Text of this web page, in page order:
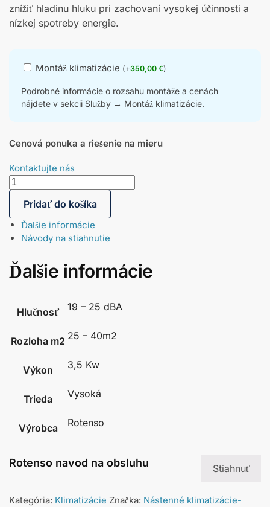
znížiť hladinu hluku pri zachovaní vysokej účinnosti a
nízkej spotreby energie.
Montáž klimatizácie (+350,00 €)
Podrobné informácie o rozsahu montáže a cenách
nájdete v sekcii Služby → Montáž klimatizácie.
Cenová ponuka a riešenie na mieru
Kontaktujte nás
Pridať do košíka
Ďalšie informácie
Návody na stiahnutie
Ďalšie informácie
Hlučnosť 19 – 25 dBA
Rozloha m2 25 – 40m2
Výkon 3,5 Kw
Trieda Vysoká
Výrobca Rotenso
Rotenso navod na obsluhu Stiahnuť
Kategória: Klimatizácie Značka: Nástenné klimatizácie-